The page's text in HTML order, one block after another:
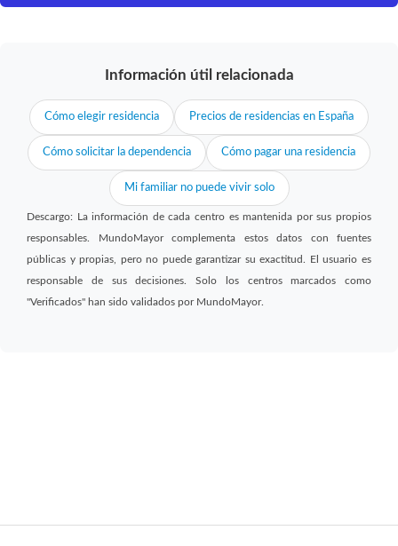
Información útil relacionada
Cómo elegir residencia Precios de residencias en España
Cómo solicitar la dependencia Cómo pagar una residencia
Mi familiar no puede vivir solo
Descargo: La información de cada centro es mantenida por sus propios
responsables. MundoMayor complementa estos datos con fuentes
públicas y propias, pero no puede garantizar su exactitud. El usuario es
responsable de sus decisiones. Solo los centros marcados como
"Verificados" han sido validados por MundoMayor.